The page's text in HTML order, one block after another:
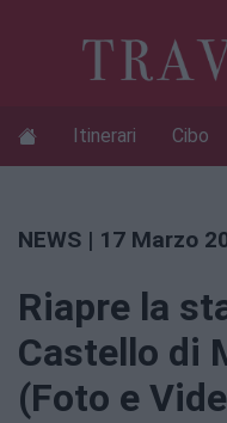
Itinerari Cibo
NEWS | 17 Marzo
Riapre la
Castello di
(Foto e